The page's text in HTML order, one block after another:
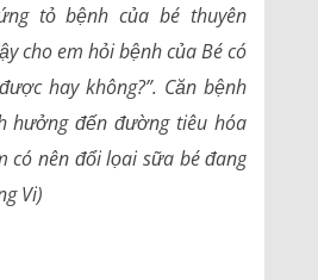
tỏ bệnh của bé thuyên
cho em hỏi bệnh của Bé có
hay không?”. Căn bệnh
hưởng đến đường tiêu hóa
có nên đổi lọai sữa bé đang
Vi)